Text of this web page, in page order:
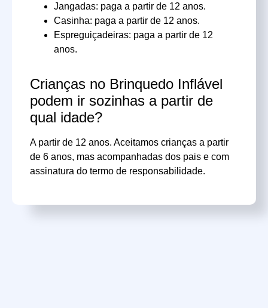
Jangadas: paga a partir de 12 anos.
Casinha: paga a partir de 12 anos.
Espreguiçadeiras: paga a partir de 12
anos.
Crianças no Brinquedo Inflável
podem ir sozinhas a partir de
qual idade?
A partir de 12 anos. Aceitamos crianças a partir
de 6 anos, mas acompanhadas dos pais e com
assinatura do termo de responsabilidade.